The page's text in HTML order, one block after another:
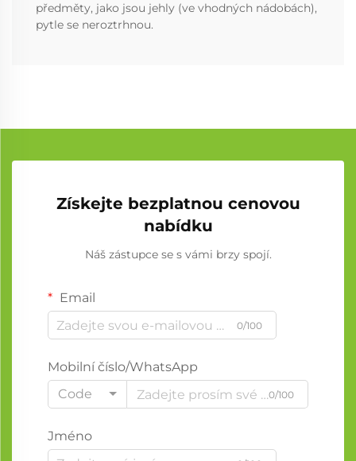
předměty, jako jsou jehly (ve vhodných nádobách),
pytle se neroztrhnou.
Získejte bezplatnou cenovou
nabídku
Náš zástupce se s vámi brzy spojí.
Email
0/100
Mobilní číslo/WhatsApp
Code
0/100
Jméno